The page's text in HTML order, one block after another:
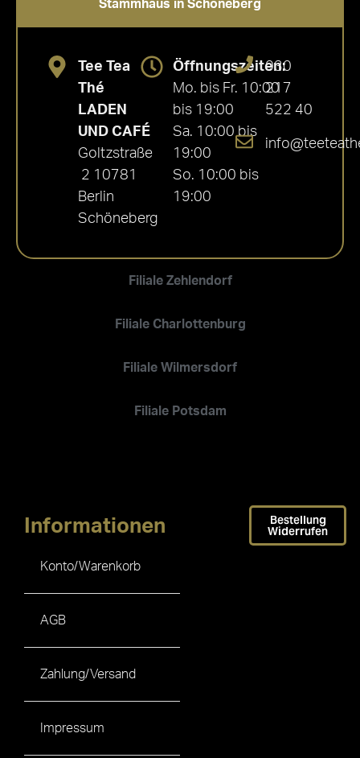
Stammhaus in Schöneberg
Filiale Zehlendorf
Filiale Charlottenburg
Filiale Wilmersdorf
Filiale Potsdam
Tee Tea
Thé
LADEN
UND CAFÉ
Goltzstraße
2 10781
Berlin
Schöneberg
Öffnungszeiten:
Mo. bis Fr. 10:00
bis 19:00
Sa. 10:00 bis
19:00
So. 10:00 bis
19:00
030
217
522 40
Informationen
Konto/Warenkorb
AGB
Zahlung/Versand
Impressum
Bestellung
Widerrufen